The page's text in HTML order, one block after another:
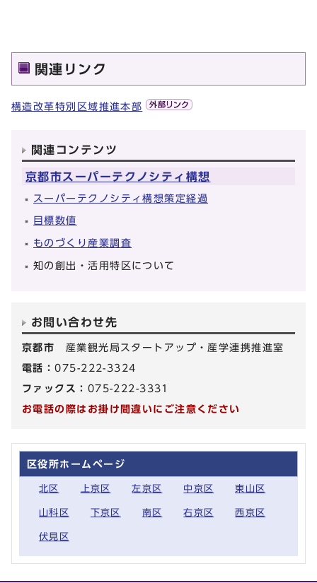
関連リンク
構造改革特別区域推進本部
関連コンテンツ
京都市スーパーテクノシティ構想
スーパーテクノシティ構想策定経過
目標数値
ものづくり産業調査
知の創出・活用特区について
お問い合わせ先
京都市 産業観光局スタートアップ・産学連携推進室
電話：075-222-3324
ファックス： 075-222-3331
お電話の際はお掛け間違いにご注意ください
区役所ホームページ
北区 上京区 左京区 中京区 東山区
山科区 下京区 南区 右京区 西京区
伏見区